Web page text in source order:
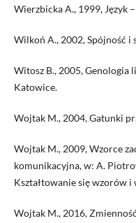
Wierzbicka A., 1999, Język
Wilkoń A., 2002, Spójność
Witosz B., 2005, Genologia
Katowice.
Wojtak M., 2004, Gatunki
Wojtak M., 2009, Wzorce
komunikacyjna, w: A.
Kształtowanie się wzorów
Wojtak M., 2016,